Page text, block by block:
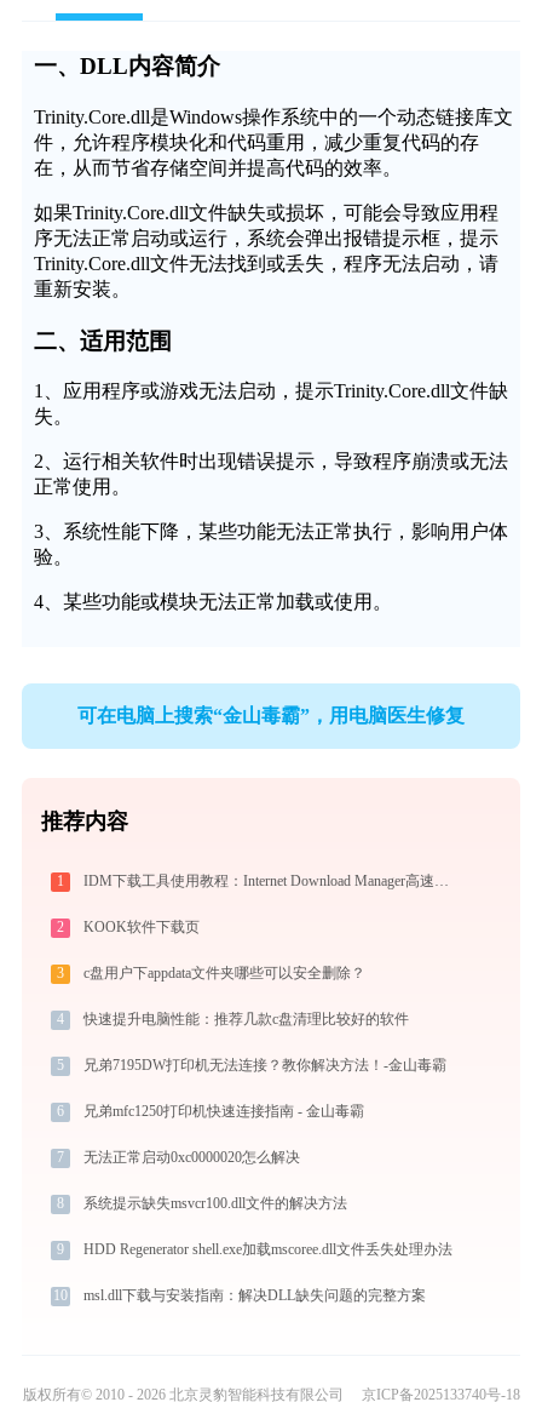
一、DLL内容简介
Trinity.Core.dll是Windows操作系统中的一个动态链接库文
件，允许程序模块化和代码重用，减少重复代码的存
在，从而节省存储空间并提高代码的效率。
如果Trinity.Core.dll文件缺失或损坏，可能会导致应用程
序无法正常启动或运行，系统会弹出报错提示框，提示
Trinity.Core.dll文件无法找到或丢失，程序无法启动，请
重新安装。
二、适用范围
1、应用程序或游戏无法启动，提示Trinity.Core.dll文件缺
失。
2、运行相关软件时出现错误提示，导致程序崩溃或无法
正常使用。
3、系统性能下降，某些功能无法正常执行，影响用户体
验。
4、某些功能或模块无法正常加载或使用。
可在电脑上搜索“金山毒霸”，用电脑医生修复
推荐内容
1 IDM下载工具使用教程：Internet Download Manager高速下载与视频抓取完全指南
2 KOOK软件下载页
3 c盘用户下appdata文件夹哪些可以安全删除？
4 快速提升电脑性能：推荐几款c盘清理比较好的软件
5 兄弟7195DW打印机无法连接？教你解决方法！-金山毒霸
6 兄弟mfc1250打印机快速连接指南 - 金山毒霸
7 无法正常启动0xc0000020怎么解决
8 系统提示缺失msvcr100.dll文件的解决方法
9 HDD Regenerator shell.exe加载mscoree.dll文件丢失处理办法
10 msl.dll下载与安装指南：解决DLL缺失问题的完整方案
版权所有© 2010 - 2026 北京灵豹智能科技有限公司 京ICP备2025133740号-18